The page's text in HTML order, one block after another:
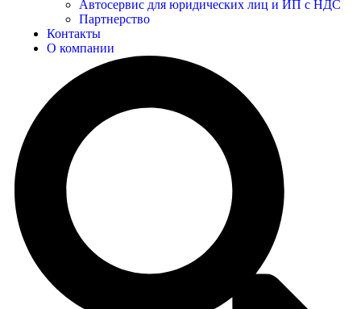
Автосервис для юридических лиц и ИП с НДС
Партнерство
Контакты
О компании